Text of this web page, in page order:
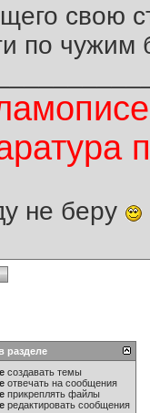
свою
по чужим
не беру
разделе
создавать темы
отвечать на сообщения
прикреплять файлы
редактировать сообщения